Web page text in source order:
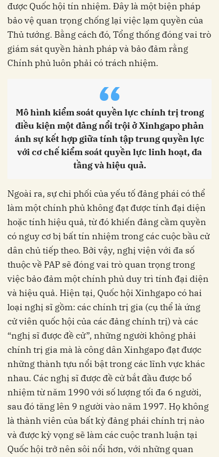
được Quốc hội tín nhiệm. Đây là một biện pháp
bảo vệ quan trọng chống lại việc lạm quyền của
Thủ tướng. Bằng cách đó, Tổng thống đóng vai trò
giám sát quyền hành pháp và bảo đảm rằng
Chính phủ luôn phải có trách nhiệm.
“
Mô hình kiểm soát quyền lực chính trị trong
điều kiện một đảng nổi trội ở Xinhgapo phản
ánh sự kết hợp giữa tính tập trung quyền lực
với cơ chế kiểm soát quyền lực linh hoạt, đa
tầng và hiệu quả.
Ngoài ra, sự chi phối của yếu tố đảng phái có thể
làm một chính phủ không đạt được tính đại diện
hoặc tính hiệu quả, từ đó khiến đảng cầm quyền
có nguy cơ bị bất tín nhiệm trong các cuộc bầu cử
dân chủ tiếp theo. Bởi vậy, nghị viện với đa số
thuộc về PAP sẽ đóng vai trò quan trọng trong
việc bảo đảm một chính phủ duy trì tính đại diện
và hiệu quả. Hiện tại, Quốc hội Xinhgapo có hai
loại nghị sĩ gồm: các chính trị gia (cụ thể là ứng
cử viên quốc hội của các đảng chính trị) và các
“nghị sĩ được đề cử”, những người không phải
chính trị gia mà là công dân Xinhgapo đạt được
những thành tựu nổi bật trong các lĩnh vực khác
nhau. Các nghị sĩ được đề cử bắt đầu được bổ
nhiệm từ năm 1990 với số lượng tối đa 6 người,
sau đó tăng lên 9 người vào năm 1997. Họ không
là thành viên của bất kỳ đảng phái chính trị nào
và được kỳ vọng sẽ làm các cuộc tranh luận tại
Quốc hội trở nên sôi nổi hơn, với những quan